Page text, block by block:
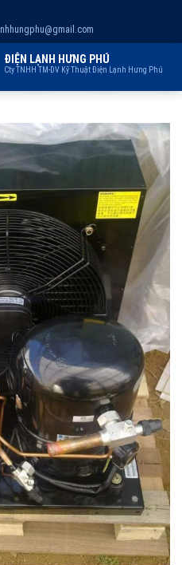
ĐIỆN LẠNH HƯNG PHÚ
Cty TNHH TM-DV Kỹ Thuật Điện Lạnh Hưng Phú